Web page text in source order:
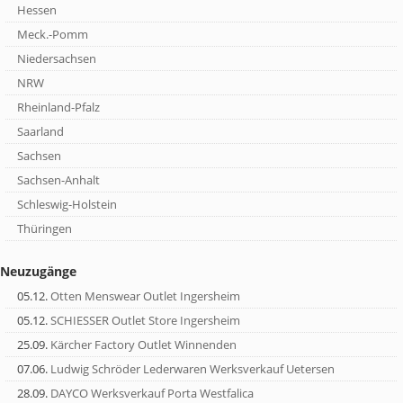
Hessen
Meck.-Pomm
Niedersachsen
NRW
Rheinland-Pfalz
Saarland
Sachsen
Sachsen-Anhalt
Schleswig-Holstein
Thüringen
Neuzugänge
05.12.Otten Menswear Outlet Ingersheim
05.12.SCHIESSER Outlet Store Ingersheim
25.09. Kärcher Factory Outlet Winnenden
07.06. Ludwig Schröder Lederwaren Werksverkauf Uetersen
28.09. DAYCO Werksverkauf Porta Westfalica